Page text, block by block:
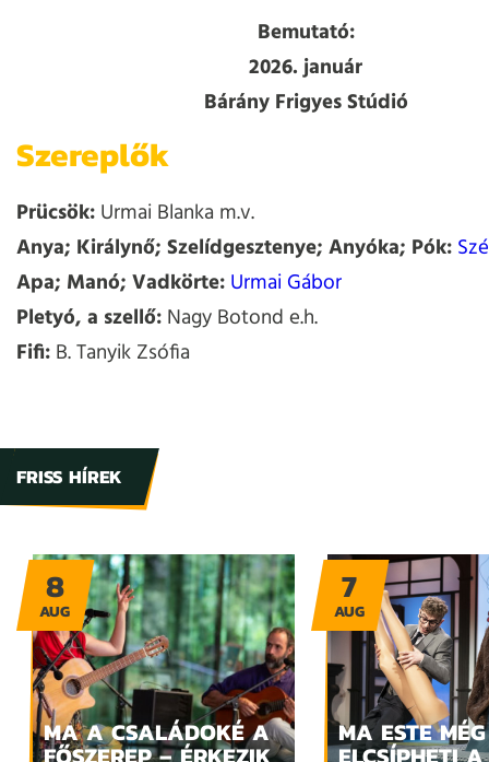
Bemutató:
2026. január
Bárány Frigyes Stúdió
Szereplők
Prücsök:Urmai Blanka m.v.
Anya; Királynő; Szelídgesztenye; Anyóka; Pók:
Apa; Manó; Vadkörte:Urmai Gábor
Pletyó, a szellő:Nagy Botond e.h.
Fifi:B. Tanyik Zsófia
FRISS HÍREK
MA A CSALÁDOKÉ A
8
AUG
MA ESTE MÉG
7
AUG